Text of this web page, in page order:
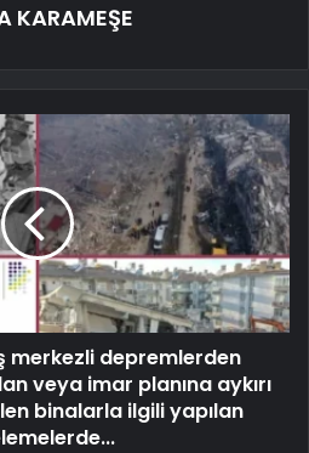
KARAMEŞE
merkezli depremlerden
veya imar planına aykırı
binalarla ilgili yapılan